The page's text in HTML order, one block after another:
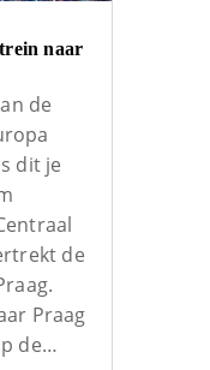
naar
de
dit je
de
Praag
de…